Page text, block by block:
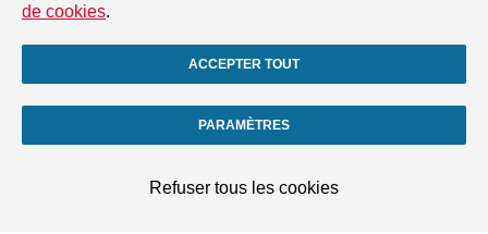
de cookies.
ACCEPTER TOUT
PARAMÈTRES
Refuser tous les cookies